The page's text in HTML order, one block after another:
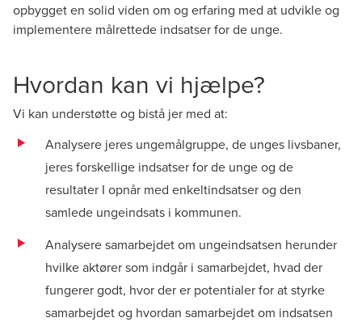
opbygget en solid viden om og erfaring med at udvikle og
implementere målrettede indsatser for de unge.
Hvordan kan vi hjælpe?
Vi kan understøtte og bistå jer med at:
Analysere jeres ungemålgruppe, de unges livsbaner,
jeres forskellige indsatser for de unge og de
resultater I opnår med enkeltindsatser og den
samlede ungeindsats i kommunen.
Analysere samarbejdet om ungeindsatsen herunder
hvilke aktører som indgår i samarbejdet, hvad der
fungerer godt, hvor der er potentialer for at styrke
samarbejdet og hvordan samarbejdet om indsatsen